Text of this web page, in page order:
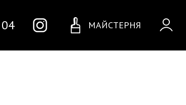
МАЙСТЕРНЯ